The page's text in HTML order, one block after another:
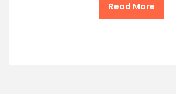
Read More